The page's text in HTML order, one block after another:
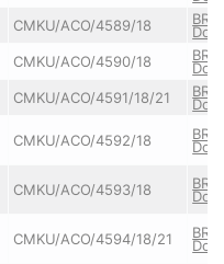
CMKU/ACO/4589/18
CMKU/ACO/4590/18
CMKU/ACO/4591/18/21
CMKU/ACO/4592/18
CMKU/ACO/4593/18
CMKU/ACO/4594/18/21